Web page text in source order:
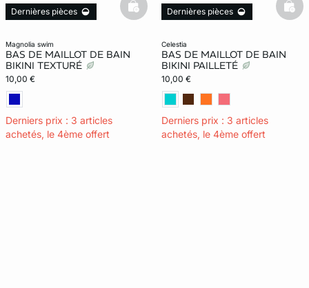
magnolia swim
BAS DE MAILLOT DE BAIN
BIKINI TEXTURÉ
10,00 €
Derniers prix : 3 articles
achetés, le 4ème offert
Dernières pièces basketfull
celestia
BAS DE MAILLOT DE BAIN
BIKINI PAILLETÉ
10,00 €
Derniers prix : 3 articles
achetés, le 4ème offert
Dernières pièces